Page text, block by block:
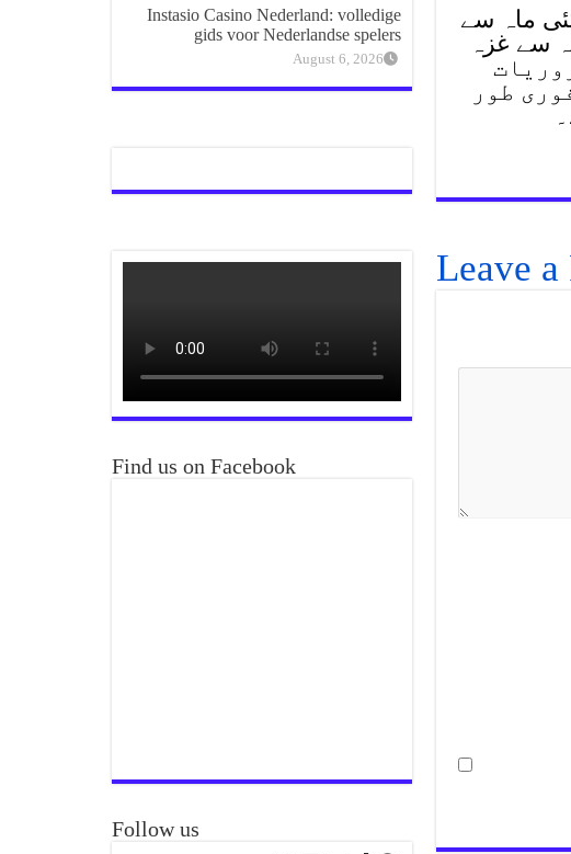
ماہ سے
سے غزہ
طور
Leave
Instasio Casino Nederland: volledige
gids voor Nederlandse spelers
August 6, 2026
Find us on Facebook
Follow us